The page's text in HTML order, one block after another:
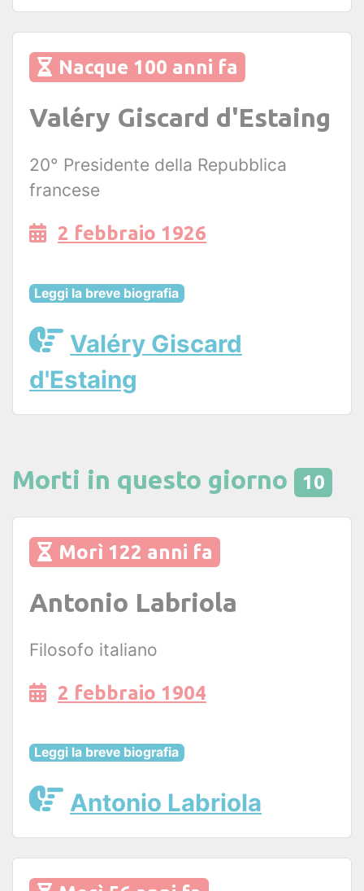
Nacque 100 anni fa
Valéry Giscard d'Estaing
20° Presidente della Repubblica
francese
2 febbraio 1926
Leggi la breve biografia
Valéry Giscard
d'Estaing
Morti in questo giorno 10
Morì 122 anni fa
Antonio Labriola
Filosofo italiano
2 febbraio 1904
Leggi la breve biografia
Antonio Labriola